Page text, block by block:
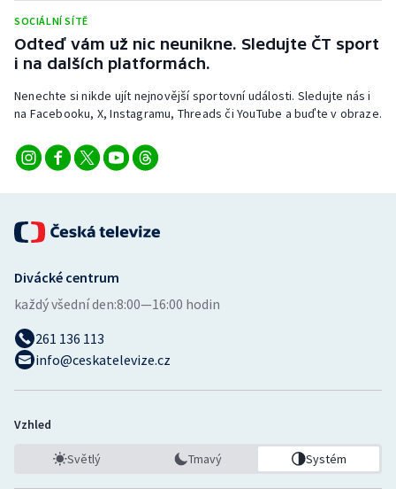
SOCIÁLNÍ SÍTĚ
Odteď vám už nic neunikne. Sledujte ČT sport
i na dalších platformách.
Nenechte si nikde ujít nejnovější sportovní události. Sledujte nás i
na Facebooku, X, Instagramu, Threads či YouTube a buďte v obraze.
Divácké centrum
každý všední den:8:00—16:00 hodin
261 136 113
info@ceskatelevize.cz
Vzhled
Světlý Tmavý Systém